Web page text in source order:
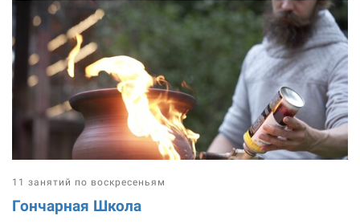
11 занятий по воскресеньям
Гончарная Школа